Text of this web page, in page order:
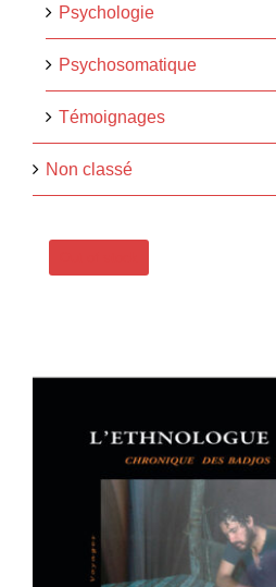
Psychologie
Psychosomatique
Témoignages
Non classé
L’ETHNOLOGUE
CHRONIQUE